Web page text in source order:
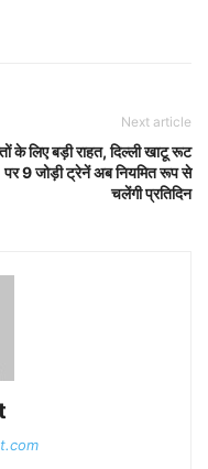
Next article
के लिए बड़ी राहत, दिल्ली खाटू रूट
पर 9 जोड़ी ट्रेनें अब नियमित रूप से
चलेंगी प्रतिदिन